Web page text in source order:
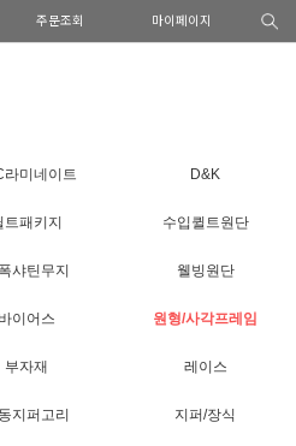
주문조회 마이페이지
라미네이트 D&K
트패키지 수입퀼트원단
샤틴무지 웰빙원단
바이어스 원형/사각프레임
부자재 레이스
지퍼고리 지퍼/장식